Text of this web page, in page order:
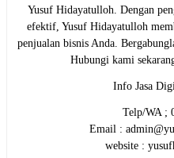
Yusuf Hidayatulloh. Dengan
efektif, Yusuf Hidayatulloh
penjualan bisnis Anda.
Hubungi kami
Info Jasa
Telp/WA ;
Email :
website :